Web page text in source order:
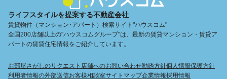
ライフスタイルを提案する不動産会社
賃貸物件（マンション･アパート）検索サイト"ハウスコム"
全国200店舗以上の"ハウスコムグループ"は、最新の賃貸マンション・賃貸ア
パートの賃貸住宅情報をご紹介しています。
お部屋さがしのリクエスト 店舗へのお問い合わせ勧誘方針個人情報保護方針
利用者情報の外部送信お客様相談室サイトマップ企業情報採用情報